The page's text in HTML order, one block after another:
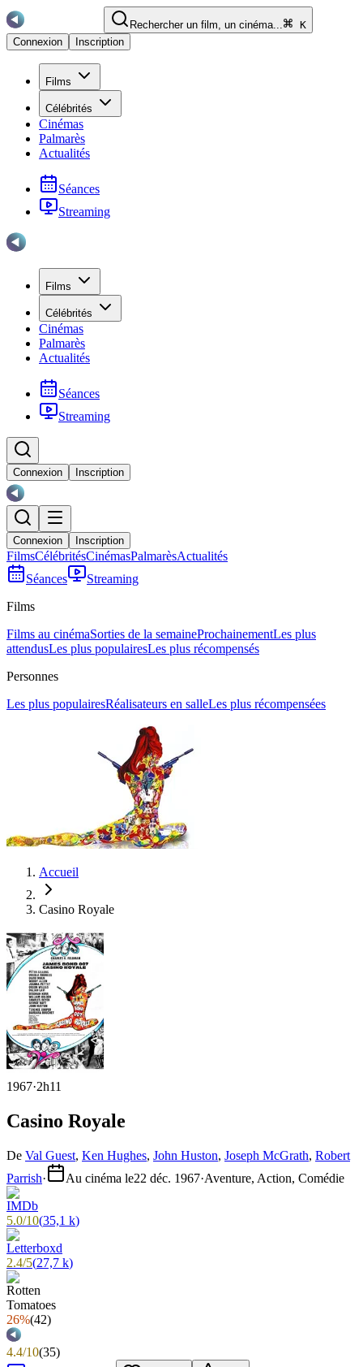
Rechercher un film, un cinéma...
K
Connexion
Inscription
Films
Célébrités
Cinémas
Palmarès
Actualités
Séances
Streaming
Films
Célébrités
Cinémas
Palmarès
Actualités
Séances
Streaming
Connexion Inscription
Connexion Inscription
FilmsCélébritésCinémasPalmarèsActualités
Séances
Streaming
Films
Films au cinémaSorties de la semaineProchainementLes plus
attendusLes plus populairesLes plus récompensés
Personnes
Les plus populairesRéalisateurs en salleLes plus récompensées
Accueil
Casino Royale
1967·2h11
Casino Royale
De Val Guest, Ken Hughes, John Huston, Joseph McGrath, Robert
Parrish· Au cinéma le22 déc. 1967·Aventure, Action, Comédie
5.0/10(35,1 k)
2.4/5(27,7 k)
26%(42)
4.4/10(35)